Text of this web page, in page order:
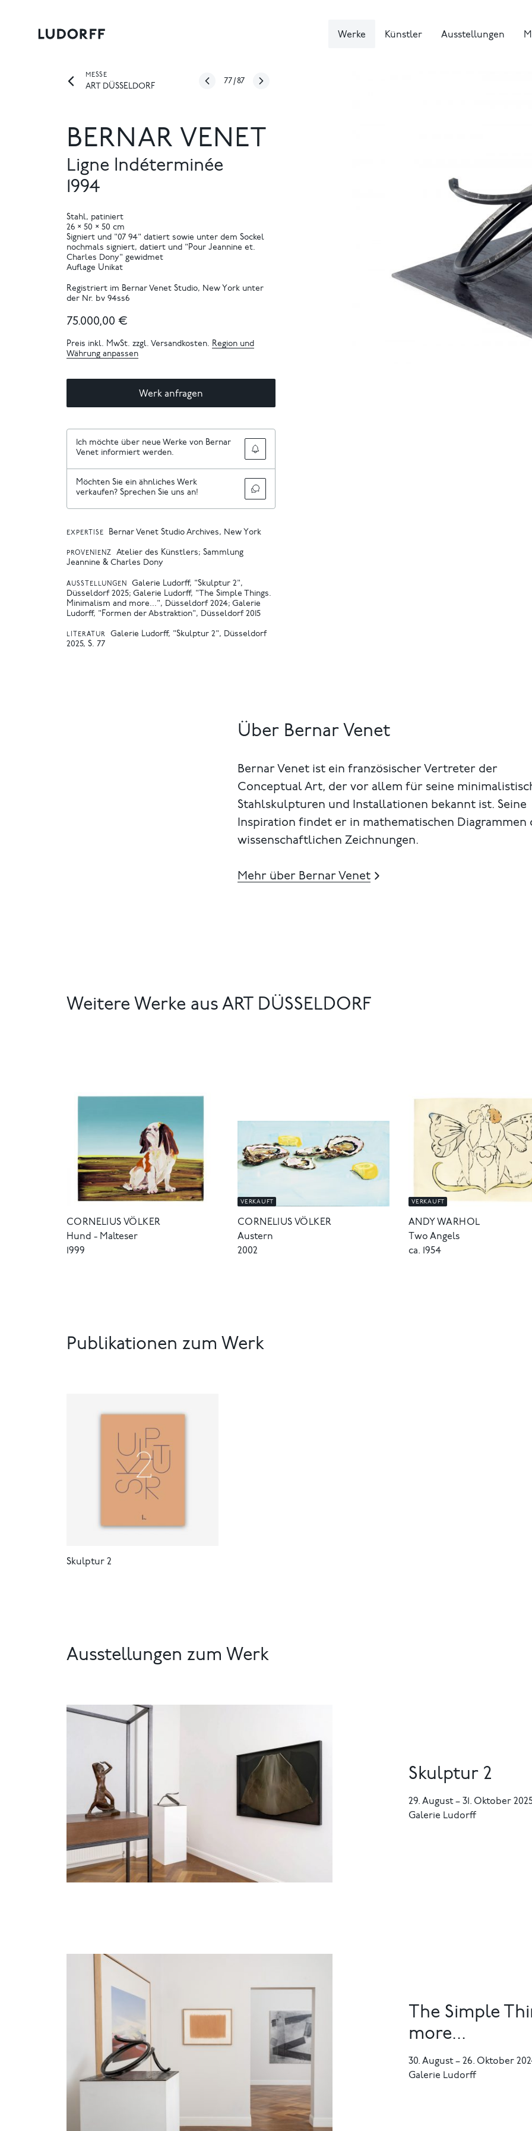
Werke Künstler Ausstellungen
MESSE
ART DÜSSELDORF
77 /87
BERNAR VENET
Ligne Indéterminée
1994
Stahl, patiniert
26 × 50 × 50 cm
Signiert und "07 94" datiert sowie unter dem Sockel
nochmals signiert, datiert und "Pour Jeannine et.
Charles Dony" gewidmet
Auflage Unikat
Registriert im Bernar Venet Studio, New York unter
der Nr. bv 94ss6
75.000,00 €
Preis inkl. MwSt. zzgl. Versandkosten. Region und
Währung anpassen
Werk anfragen
Ich möchte über neue Werke von Bernar
Venet informiert werden.
Möchten Sie ein ähnliches Werk
verkaufen? Sprechen Sie uns an!
EXPERTISE Bernar Venet Studio Archives, New York
PROVENIENZ
Atelier des Künstlers; Sammlung
Jeannine & Charles Dony
AUSSTELLUNGEN
Galerie Ludorff, "Skulptur 2",
Düsseldorf 2025 Galerie Ludorff, "The Simple Things.
Minimalism and more...", Düsseldorf 2024 Galerie
Ludorff, "Formen der Abstraktion", Düsseldorf 2015
LITERATUR
Galerie Ludorff, "Skulptur 2", Düsseldorf
2025, S. 77
Über Bernar Venet
Bernar Venet ist ein französischer Vertreter der
Conceptual Art, der vor allem für seine
Stahlskulpturen und Installationen bekannt ist. Seine
Inspiration findet er in mathematischen Diagrammen
wissenschaftlichen Zeichnungen.
Mehr über Bernar Venet
Weitere Werke aus ART DÜSSELDORF
CORNELIUS VÖLKER
Hund - Malteser
1999
VERKAUFT
CORNELIUS VÖLKER
Austern
2002
VERKAUFT
ANDY WARHOL
Two Angels
ca. 1954
Publikationen zum Werk
Skulptur 2
Ausstellungen zum Werk
Skulptur 2
29. August– 31. Oktober
Galerie Ludorff
The Simple
more...
30. August– 26. Oktober
Galerie Ludorff